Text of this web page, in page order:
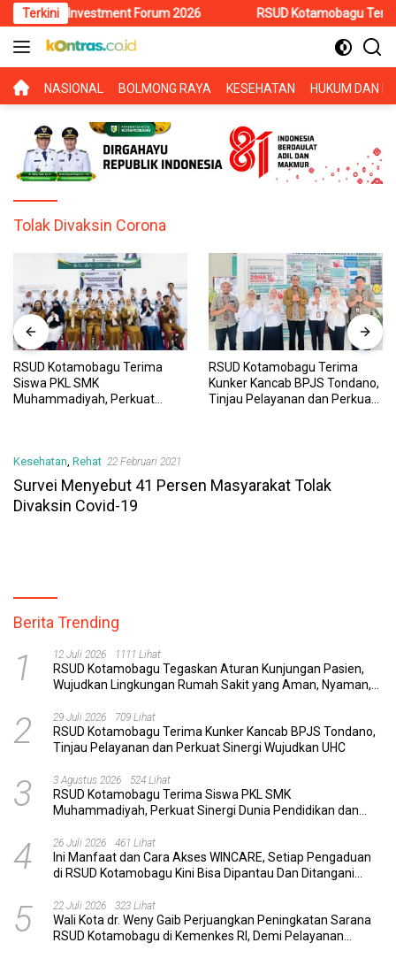
Langsung
ke
konten
Terkini
Investment Forum 2026 RSUD Kotamobagu Terima
BERANDA
NASIONAL BOLMONG RAYA KESEHATAN HUKUM DAN
Tolak Divaksin Corona
RSUD Kotamobagu Terima
Siswa PKL SMK
Muhammadiyah, Perkuat
RSUD Kotamobagu Terima
Kunker Kancab BPJS Tondano,
Tinjau Pelayanan dan Perkuat
Kesehatan, Rehat 22 Februari 2021
Survei Menyebut 41 Persen Masyarakat Tolak
Divaksin Covid-19
Berita Trending
1 12 Juli 2026 1111 Lihat
RSUD Kotamobagu Tegaskan Aturan Kunjungan Pasien,
Wujudkan Lingkungan Rumah Sakit yang Aman, Nyaman,
2 29 Juli 2026 709 Lihat
RSUD Kotamobagu Terima Kunker Kancab BPJS Tondano,
Tinjau Pelayanan dan Perkuat Sinergi Wujudkan UHC
3 3 Agustus 2026 524 Lihat
RSUD Kotamobagu Terima Siswa PKL SMK
Muhammadiyah, Perkuat Sinergi Dunia Pendidikan dan
4 26 Juli 2026 461 Lihat
Ini Manfaat dan Cara Akses WINCARE, Setiap Pengaduan
di RSUD Kotamobagu Kini Bisa Dipantau Dan Ditangani
5 22 Juli 2026 323 Lihat
Wali Kota dr. Weny Gaib Perjuangkan Peningkatan Sarana
RSUD Kotamobagu di Kemenkes RI, Demi Pelayanan